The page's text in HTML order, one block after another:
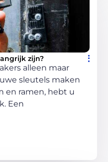
zijn?
alleen maar
sleutels maken
en ramen, hebt u
Een